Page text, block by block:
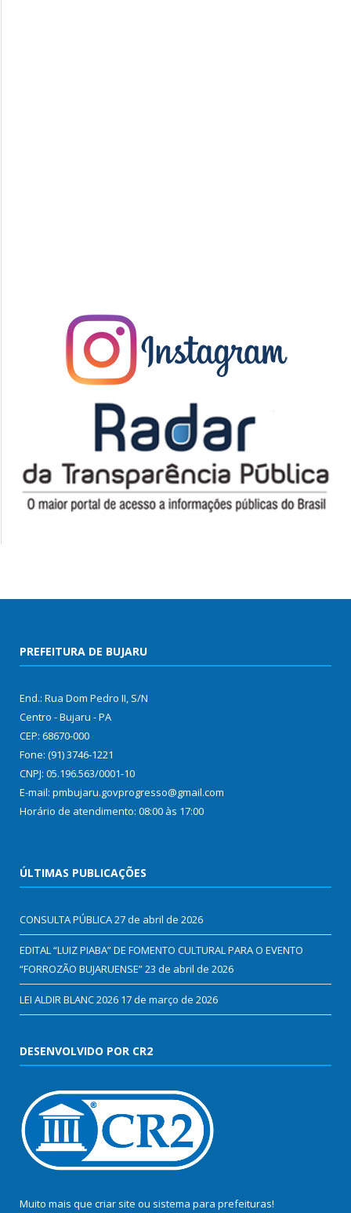
PREFEITURA DE BUJARU
End.: Rua Dom Pedro II, S/N
Centro - Bujaru - PA
CEP: 68670-000
Fone: (91) 3746-1221
CNPJ: 05.196.563/0001-10
E-mail: pmbujaru.govprogresso@gmail.com
Horário de atendimento: 08:00 às 17:00
ÚLTIMAS PUBLICAÇÕES
CONSULTA PÚBLICA27 de abril de 2026
EDITAL “LUIZ PIABA” DE FOMENTO CULTURAL PARA O EVENTO
“FORROZÃO BUJARUENSE”23 de abril de 2026
LEI ALDIR BLANC 2026 17 de março de 2026
DESENVOLVIDO POR CR2
Muito mais que criar site ou sistema para prefeituras!